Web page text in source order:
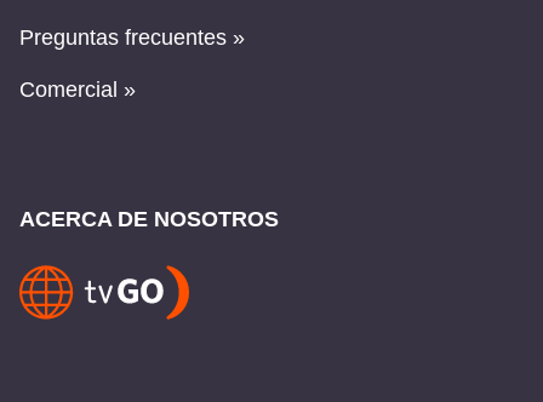
Preguntas frecuentes »
Comercial »
ACERCA DE NOSOTROS